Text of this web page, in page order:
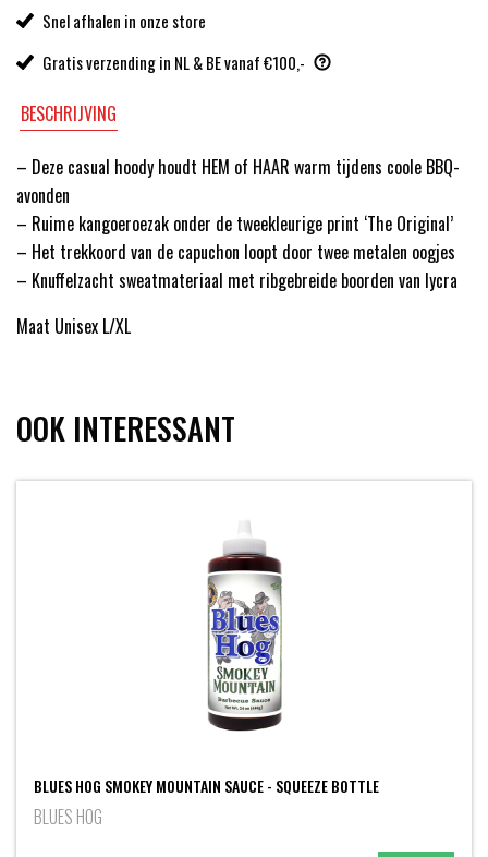
Snel afhalen in onze store
Gratis verzending in NL & BE vanaf €100,-
BESCHRIJVING
– Deze casual hoody houdt HEM of HAAR warm tijdens coole BBQ-
avonden
– Ruime kangoeroezak onder de tweekleurige print ‘The Original’
– Het trekkoord van de capuchon loopt door twee metalen oogjes
– Knuffelzacht sweatmateriaal met ribgebreide boorden van lycra
Maat Unisex L/XL
OOK INTERESSANT
BLUES HOG SMOKEY MOUNTAIN SAUCE - SQUEEZE BOTTLE
BLUES HOG